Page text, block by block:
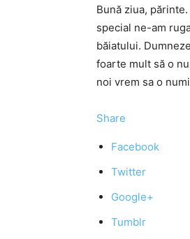
Bună ziua,
special ne-am
băiatului.
foarte mult să o
noi vrem sa o
Share
Facebook
Twitter
Google+
Tumblr